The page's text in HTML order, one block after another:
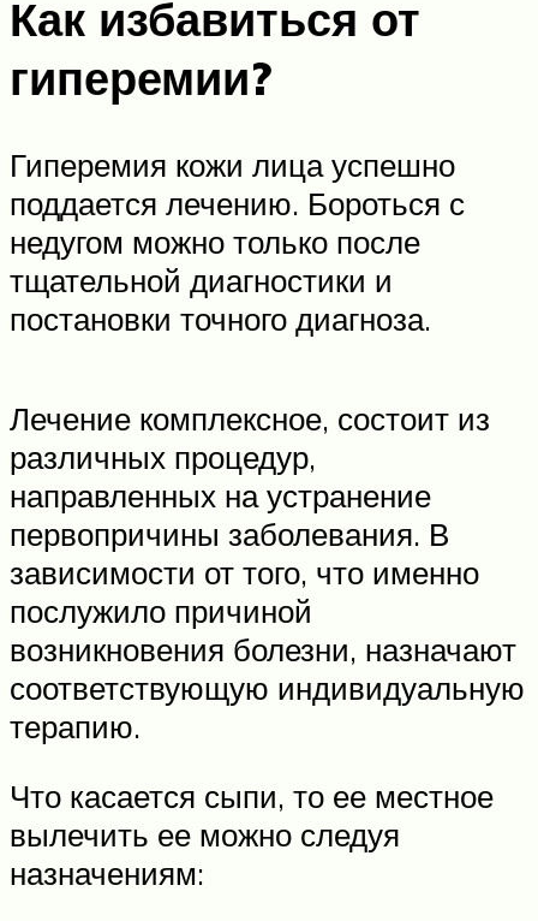
Как избавиться от
гиперемии?
Гиперемия кожи лица успешно
поддается лечению. Бороться с
недугом можно только после
тщательной диагностики и
постановки точного диагноза.
Лечение комплексное, состоит из
различных процедур,
направленных на устранение
первопричины заболевания. В
зависимости от того, что именно
послужило причиной
возникновения болезни, назначают
соответствующую индивидуальную
терапию.
Что касается сыпи, то ее местное
вылечить ее можно следуя
назначениям: